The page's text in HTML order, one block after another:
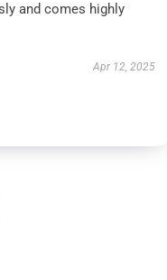
and comes highly
Apr 12, 2025